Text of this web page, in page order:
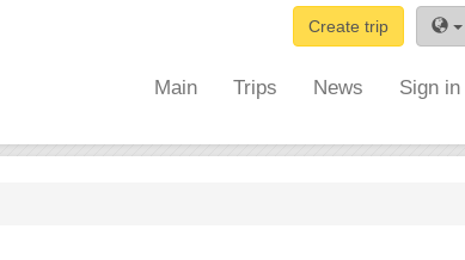
Create trip
Main Trips News Sign in